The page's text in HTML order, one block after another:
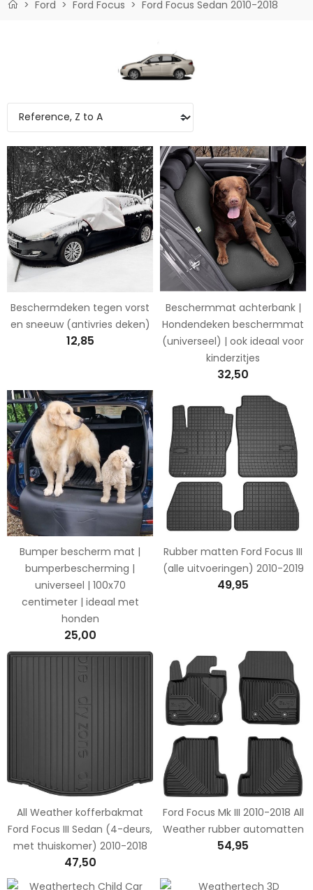
Ford Ford Focus Ford Focus Sedan 2010-2018
Beschermdeken tegen vorst
en sneeuw (antivries deken)
12,85
Beschermmat achterbank |
Hondendeken beschermmat
(universeel) | ook ideaal voor
kinderzitjes
32,50
Bumper bescherm mat |
bumperbescherming |
universeel | 100x70
centimeter | ideaal met
honden
25,00
Rubber matten Ford Focus III
(alle uitvoeringen) 2010-2019
49,95
All Weather kofferbakmat
Ford Focus III Sedan (4-deurs,
met thuiskomer) 2010-2018
47,50
Ford Focus Mk III 2010-2018 All
Weather rubber automatten
54,95